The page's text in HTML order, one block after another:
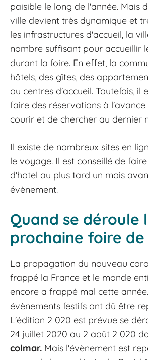
paisible le long de l'année. Mais
ville devient très dynamique et
les infrastructures d'accueil, la
nombre suffisant pour accueillir
durant la foire. En effet, la
hôtels, des gîtes, des
ou centres d'accueil. Toutefois, il
faire des réservations à
courir et de chercher au dernier
Il existe de nombreux sites en
le voyage. Il est conseillé de
d'hotel au plus tard un mois
évènement.
Quand se déroule
prochaine foire
La propagation du nouveau
frappé la France et le monde
encore a frappé mal cette
évènements festifs ont dû être
L'édition 2 020 est prévue se
24 juillet 2020 au 2 août 2 020
colmar. Mais l'évènement est